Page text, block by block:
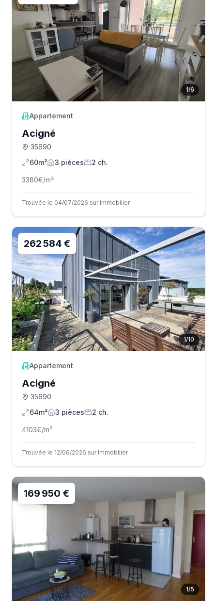
1/6
Appartement
Acigné
35690
60m²
3 pièces 2 ch.
3380€/m²
Trouvée le 04/07/2026 sur Immobilier
1/10
262 584 €
Appartement
Acigné
35690
64m²
3 pièces 2 ch.
4103€/m²
Trouvée le 12/06/2026 sur Immobilier
1/5
169 950 €